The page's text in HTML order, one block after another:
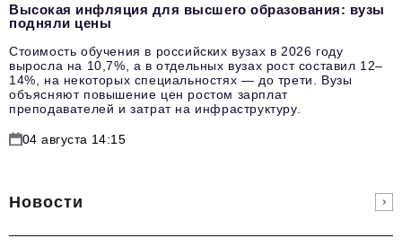
Высокая инфляция для высшего образования: вузы
подняли цены
Стоимость обучения в российских вузах в 2026 году
выросла на 10,7%, а в отдельных вузах рост составил 12–
14%, на некоторых специальностях — до трети. Вузы
объясняют повышение цен ростом зарплат
преподавателей и затрат на инфраструктуру.
04 августа 14:15
Новости